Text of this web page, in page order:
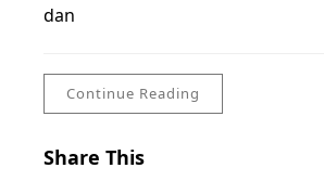
dan
Continue Reading
Share This